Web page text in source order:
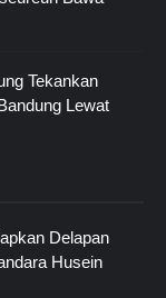
Tekankan
Lewat
Delapan
Husein